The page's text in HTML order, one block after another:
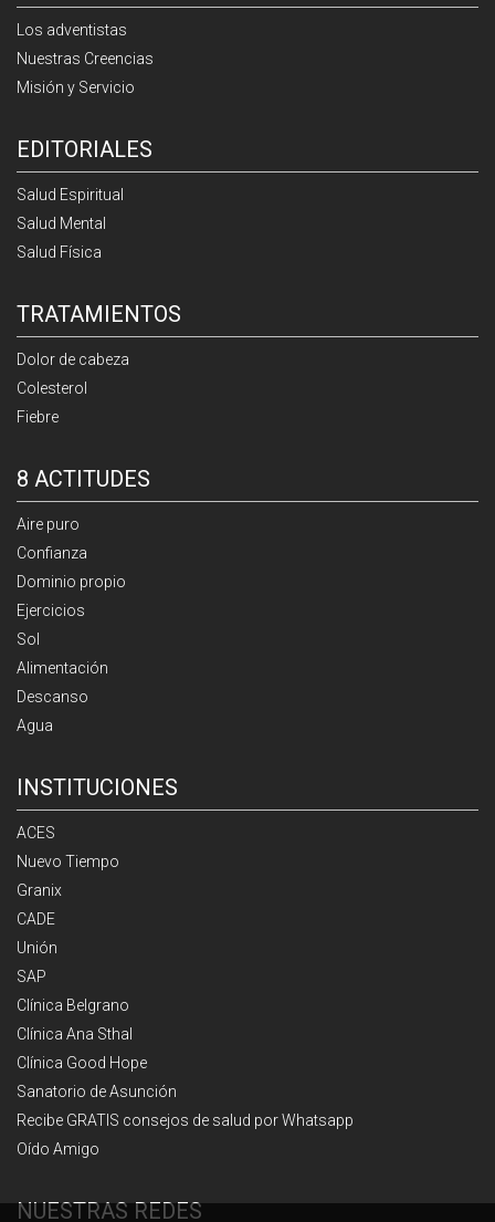
Los adventistas
Nuestras Creencias
Misión y Servicio
EDITORIALES
Salud Espiritual
Salud Mental
Salud Física
TRATAMIENTOS
Dolor de cabeza
Colesterol
Fiebre
8 ACTITUDES
Aire puro
Confianza
Dominio propio
Ejercicios
Sol
Alimentación
Descanso
Agua
INSTITUCIONES
ACES
Nuevo Tiempo
Granix
CADE
Unión
SAP
Clínica Belgrano
Clínica Ana Sthal
Clínica Good Hope
Sanatorio de Asunción
Recibe GRATIS consejos de salud por Whatsapp
Oído Amigo
NUESTRAS REDES